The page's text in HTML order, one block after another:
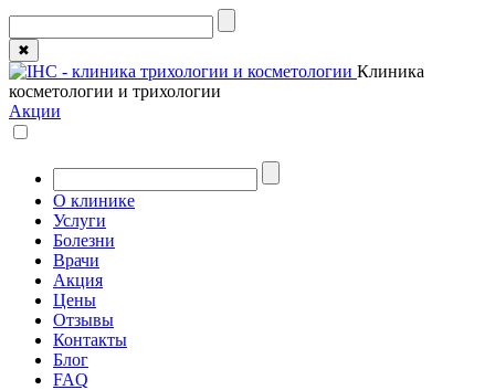
✖
Клиника
косметологии и трихологии
Акции
О клинике
Услуги
Болезни
Врачи
Акция
Цены
Отзывы
Контакты
Блог
FAQ